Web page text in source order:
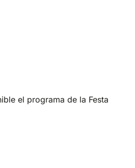
el programa de la Festa